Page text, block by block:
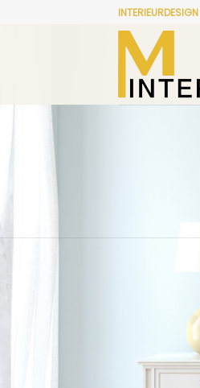
INTERIEURDESIGN